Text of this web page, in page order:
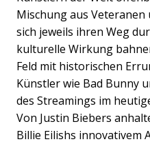
Mischung aus
sich jeweils ihren Weg
kulturelle Wirkung
Feld mit historischen
Künstler wie Bad Bunny
des Streamings im
Von Justin Biebers
Billie Eilishs innovativem